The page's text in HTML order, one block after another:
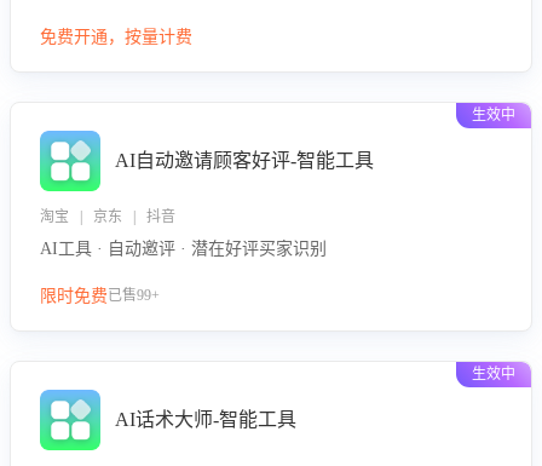
议，通过挖掘用户痛点驱动产品迭代，从根本上降低退货率，
免费开通，按量计费
生效中
AI自动邀请顾客好评-智能工具
淘宝 | 京东 | 抖音
AI工具 · 自动邀评 · 潜在好评买家识别
限时免费已售99+
生效中
AI话术大师-智能工具